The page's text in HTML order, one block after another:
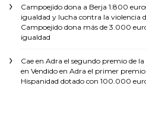
Campoejido dona a Berja 1.800
igualdad y lucha contra la violencia
Campoejido dona más de 3.000
igualdad
Cae en Adra el segundo premio de
en Vendido en Adra el primer premio
Hispanidad dotado con 100.000